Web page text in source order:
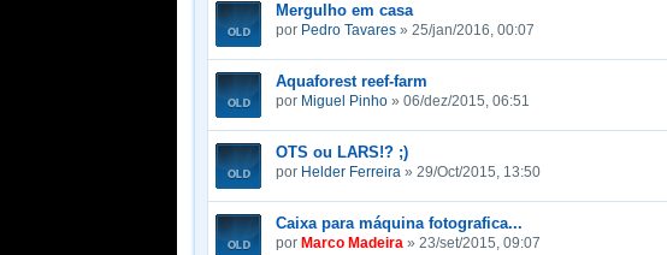
Mergulho em casa
por Pedro Tavares » 25/jan/2016, 00:07
Aquaforest reef-farm
por Miguel Pinho » 06/dez/2015, 06:51
OTS ou LARS!? ;)
por Helder Ferreira » 29/Oct/2015, 13:50
Caixa para máquina fotografica...
por Marco Madeira » 23/set/2015, 09:07